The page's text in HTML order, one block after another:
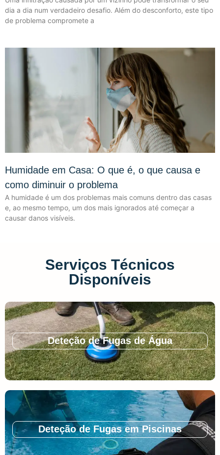
dia a dia num verdadeiro desafio. Além do desconforto, este tipo
de problema compromete a
Humidade em Casa: O que é, o que causa e
como diminuir o problema
A humidade é um dos problemas mais comuns dentro das casas
e, ao mesmo tempo, um dos mais ignorados até começar a
causar danos visíveis.
Serviços Técnicos
Disponíveis
Deteção de Fugas de Água
Deteção de Fugas em Piscinas